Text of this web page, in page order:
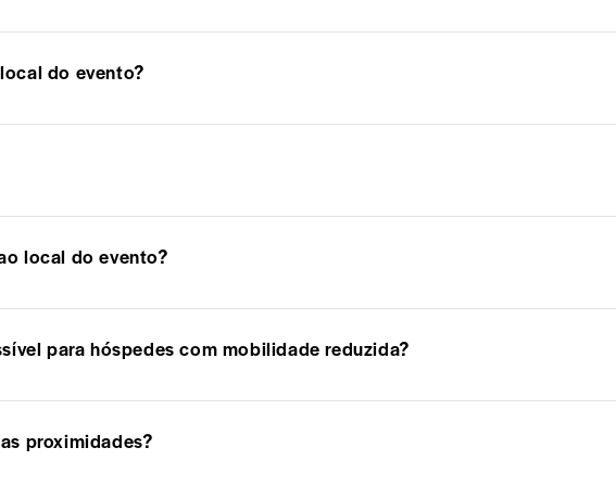
do evento?
local do evento?
para hóspedes com mobilidade reduzida?
proximidades?